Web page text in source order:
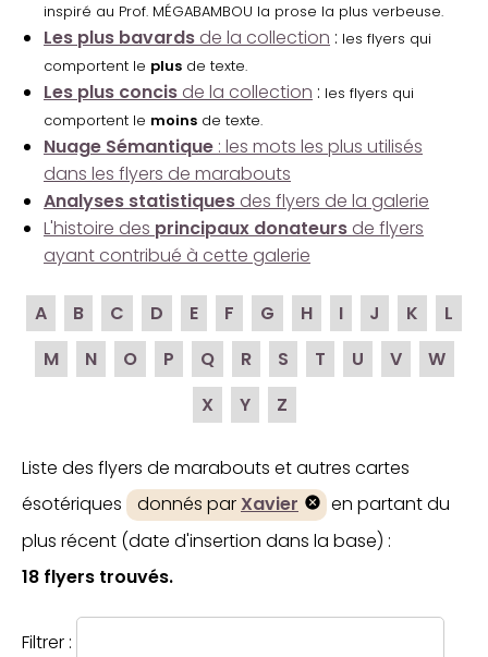
inspiré au Prof. MÉGABAMBOU la prose la plus verbeuse.
Les plus bavards de la collection : les flyers qui
comportent le plus de texte.
Les plus concis de la collection : les flyers qui
comportent le moins de texte.
Nuage Sémantique : les mots les plus utilisés
dans les flyers de marabouts
Analyses statistiques des flyers de la galerie
L'histoire des principaux donateurs de flyers
ayant contribué à cette galerie
A B C D E F G H I J K
L
M
N O P Q R S T U V
W
X
Y Z
Liste des flyers de marabouts et autres cartes
ésotériques
donnés par Xavier
en partant du
plus récent (date d'insertion dans la base) :
18 flyers trouvés.
Filtrer :